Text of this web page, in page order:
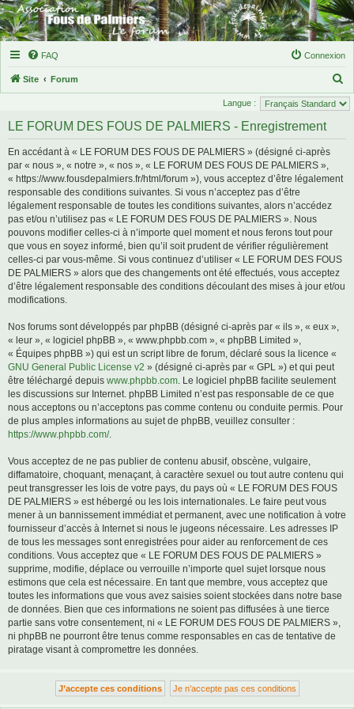
FAQ Connexion
Site Forum
e
Langue :
LE FORUM DES FOUS DE PALMIERS - Enregistrement
En accédant à « LE FORUM DES FOUS DE PALMIERS » (désigné ci-après
par « nous », « notre », « nos », « LE FORUM DES FOUS DE PALMIERS »,
« https://www.fousdepalmiers.fr/html/forum »), vous acceptez d’être légalement
responsable des conditions suivantes. Si vous n’acceptez pas d’être
légalement responsable de toutes les conditions suivantes, alors n’accédez
pas et/ou n’utilisez pas « LE FORUM DES FOUS DE PALMIERS ». Nous
pouvons modifier celles-ci à n’importe quel moment et nous ferons tout pour
que vous en soyez informé, bien qu’il soit prudent de vérifier régulièrement
celles-ci par vous-même. Si vous continuez d’utiliser « LE FORUM DES FOUS
DE PALMIERS » alors que des changements ont été effectués, vous acceptez
d’être légalement responsable des conditions découlant des mises à jour et/ou
modifications.
Nos forums sont développés par phpBB (désigné ci-après par « ils », « eux »,
« leur », « logiciel phpBB », « www.phpbb.com », « phpBB Limited »,
« Équipes phpBB ») qui est un script libre de forum, déclaré sous la licence «
GNU General Public License v2 » (désigné ci-après par « GPL ») et qui peut
être téléchargé depuis www.phpbb.com. Le logiciel phpBB facilite seulement
les discussions sur Internet. phpBB Limited n’est pas responsable de ce que
nous acceptons ou n’acceptons pas comme contenu ou conduite permis. Pour
de plus amples informations au sujet de phpBB, veuillez consulter :
https://www.phpbb.com/.
Vous acceptez de ne pas publier de contenu abusif, obscène, vulgaire,
diffamatoire, choquant, menaçant, à caractère sexuel ou tout autre contenu qui
peut transgresser les lois de votre pays, du pays où « LE FORUM DES FOUS
DE PALMIERS » est hébergé ou les lois internationales. Le faire peut vous
mener à un bannissement immédiat et permanent, avec une notification à votre
fournisseur d’accès à Internet si nous le jugeons nécessaire. Les adresses IP
de tous les messages sont enregistrées pour aider au renforcement de ces
conditions. Vous acceptez que « LE FORUM DES FOUS DE PALMIERS »
supprime, modifie, déplace ou verrouille n’importe quel sujet lorsque nous
estimons que cela est nécessaire. En tant que membre, vous acceptez que
toutes les informations que vous avez saisies soient stockées dans notre base
de données. Bien que ces informations ne soient pas diffusées à une tierce
partie sans votre consentement, ni « LE FORUM DES FOUS DE PALMIERS »,
ni phpBB ne pourront être tenus comme responsables en cas de tentative de
piratage visant à compromettre les données.